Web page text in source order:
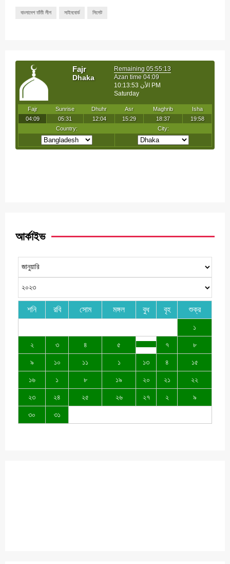
বাংলাদেশ তাঁতী লীগ সাইনবোর্ড সিলেট
আর্কাইভ
শনি রবি সোম মঙ্গল বুধ বৃহ শুক্র
১
২ ৩ ৪ ৫ ৭ ৮
৯ ১০ ১১ ১ ১৩ ৪ ১৫
১৬ ১ ৮ ১৯ ২০ ২১ ২২
২৩ ২৪ ২৫ ২৬ ২৭ ২ ৯
৩০ ৩১